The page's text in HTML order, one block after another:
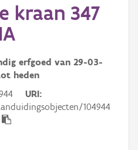
kraan 347
IA
erfgoed van 29-03-
heden
URI
104944